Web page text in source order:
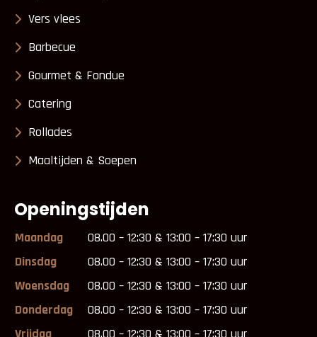
Vers vlees
Barbecue
Gourmet & Fondue
Catering
Rollades
Maaltijden & Soepen
Openingstijden
Maandag
08.00 – 12:30 & 13:00 – 17:30 uur
Dinsdag
08.00 – 12:30 & 13:00 – 17:30 uur
Woensdag
08.00 – 12:30 & 13:00 – 17:30 uur
Donderdag
08.00 – 12:30 & 13:00 – 17:30 uur
Vrijdag
08.00 – 12:30 & 13:00 – 17:30 uur